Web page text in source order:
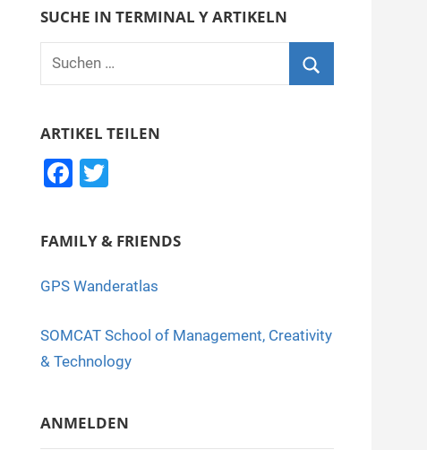
SUCHE IN TERMINAL Y ARTIKELN
Suchen
ARTIKEL TEILEN
F
c
b
o
k
tt
FAMILY & FRIENDS
GPS Wanderatlas
SOMCAT School of Management, Creativity
& Technology
ANMELDEN